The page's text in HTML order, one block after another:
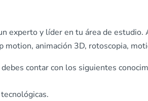
experto y líder en tu área de estudio.
motion, animación 3D, rotoscopia,
debes contar con los siguientes